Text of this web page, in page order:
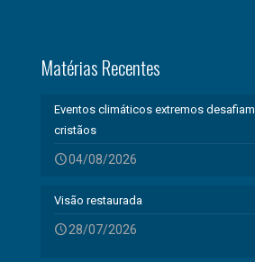
Matérias Recentes
Eventos climáticos extremos desafiam
cristãos
04/08/2026
Visão restaurada
28/07/2026